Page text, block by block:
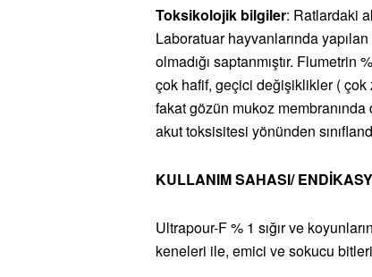
Toksikolojik bilgiler: Ratlardaki
Laboratuar hayvanlarında
olmadığı saptanmıştır.
çok hafif, geçici değişiklikler ( çok
fakat gözün mukoz membranında
akut toksisitesi yönünden
KULLANIM SAHASI/
Ultrapour-F % 1 sığır ve
keneleri ile, emici ve sokucu